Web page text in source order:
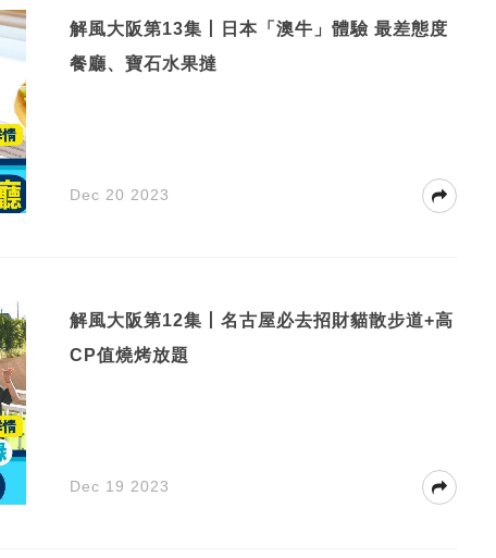
解風大阪第13集丨日本「澳牛」體驗 最差態度
餐廳、寶石水果撻
Dec 20 2023
解風大阪第12集丨名古屋必去招財貓散步道+高
CP值燒烤放題
Dec 19 2023